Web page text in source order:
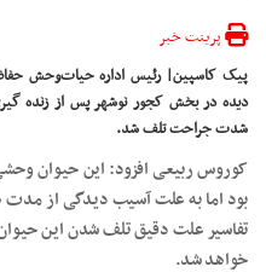
پرینت خبر
پیک کاسپین| رئیس اداره حیات‌وحش
دیده در بخش کجور نوشهر پس از زنده
شدت جراحت تلف شد.
کوروس ربیعی افزود: این حیوان
بود اما به علت آسیب دیدگی از مدت
تفاسیر علت دقیق تلف شدن این
خواهد شد.